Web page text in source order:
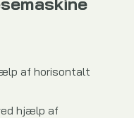
af horisontalt
hjælp af